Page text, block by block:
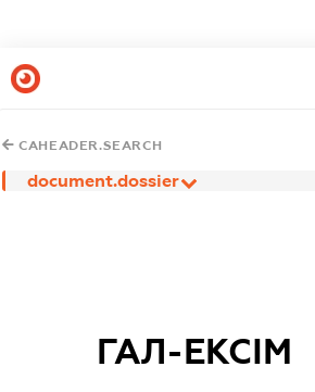
CAHEADER.SEARCH
document.dossier
ГАЛ-ЕКСІМ